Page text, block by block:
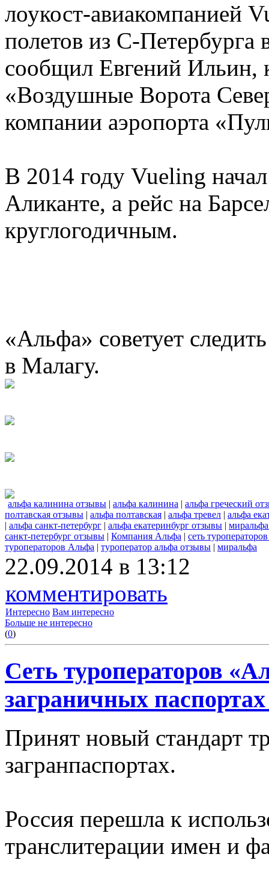
лоукост-авиакомпанией
полетов из С-Петербурга
сообщил Евгений
«Воздушные Ворота
компании аэропорта
В 2014 году Vueling
Аликанте, а рейс на
круглогодичным.
«Альфа» советует
в Малагу.
альфа калинина отзывы | альфа калинина | альфа греческий
полтавская отзывы | альфа полтавская | альфа тревел | альфа
| альфа санкт-петербург | альфа екатеринбург отзывы |
санкт-петербург отзывы | Компания Альфа | сеть
туроператоров Альфа | туроператор альфа отзывы | миральфа
22.09.2014 в 13:12
комментировать
Интересно Вам интересно
Больше не интересно
(0)
Сеть туроператоров
заграничных
Принят новый стандарт
загранпаспортах.
Россия перешла к
транслитерации имен и